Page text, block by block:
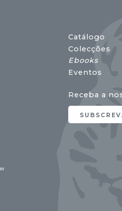
Catálogo
Colecções
Ebooks
Eventos
Receba a